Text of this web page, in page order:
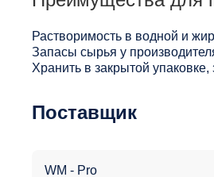
Растворимость в водной и
Запасы сырья у
Хранить в закрытой
Поставщик
WM - Pro